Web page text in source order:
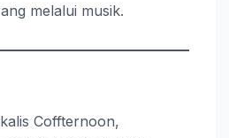
melalui musik.
Coffternoon,